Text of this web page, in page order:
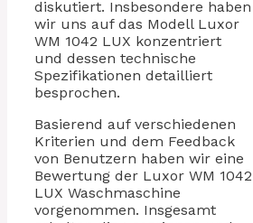
diskutiert. Insbesondere haben
wir uns auf das Modell Luxor
WM 1042 LUX konzentriert
und dessen technische
Spezifikationen detailliert
besprochen.
Basierend auf verschiedenen
Kriterien und dem Feedback
von Benutzern haben wir eine
Bewertung der Luxor WM 1042
LUX Waschmaschine
vorgenommen. Insgesamt